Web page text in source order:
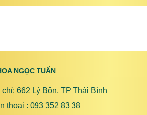
NGỌC TUẤN
662 Lý Bôn, TP Thái Bình
thoại : 093 352 83 38